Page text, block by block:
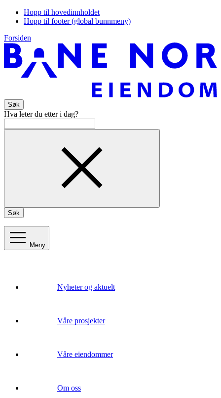
Hopp til hovedinnholdet
Hopp til footer (global bunnmeny)
Forsiden
Søk
Hva leter du etter i dag?
Søk
Meny
Nyheter og aktuelt
Våre prosjekter
Våre eiendommer
Om oss